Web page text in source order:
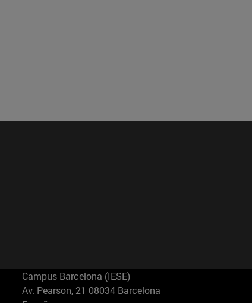
Campus Barcelona (IESE)
Av. Pearson, 21 08034 Barcelona